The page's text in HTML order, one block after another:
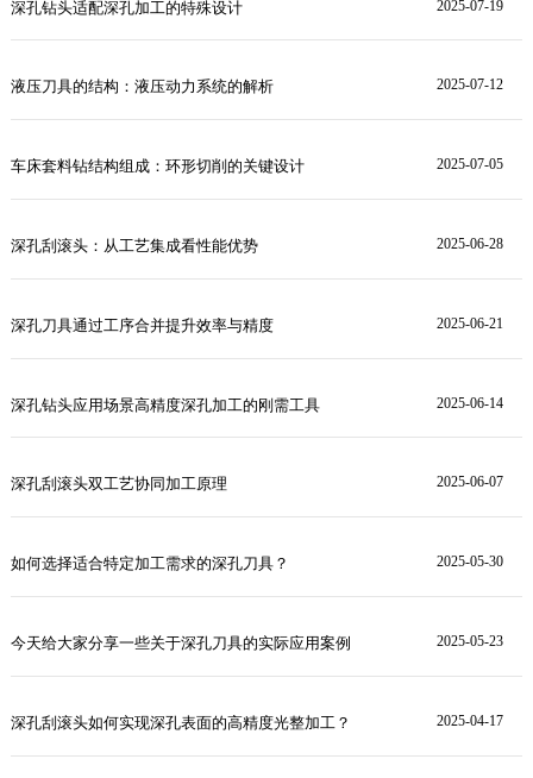
2025-07-19
深孔钻头适配深孔加工的特殊设计
2025-07-12
液压刀具的结构：液压动力系统的解析
2025-07-05
车床套料钻结构组成：环形切削的关键设计
2025-06-28
深孔刮滚头：从工艺集成看性能优势
2025-06-21
深孔刀具通过工序合并提升效率与精度
2025-06-14
深孔钻头应用场景高精度深孔加工的刚需工具
2025-06-07
深孔刮滚头双工艺协同加工原理
2025-05-30
如何选择适合特定加工需求的深孔刀具？
2025-05-23
今天给大家分享一些关于深孔刀具的实际应用案例
2025-04-17
深孔刮滚头如何实现深孔表面的高精度光整加工？